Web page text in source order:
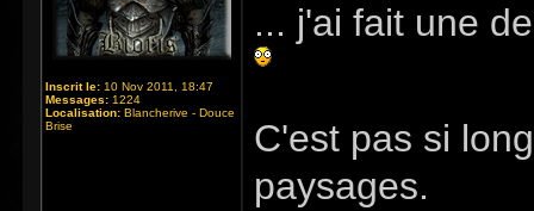
Inscrit le: 10 Nov 2011, 18:47
Messages: 1224
Localisation: Blancherive - Douce
Brise
... j'ai fait une
C'est pas si
paysages.